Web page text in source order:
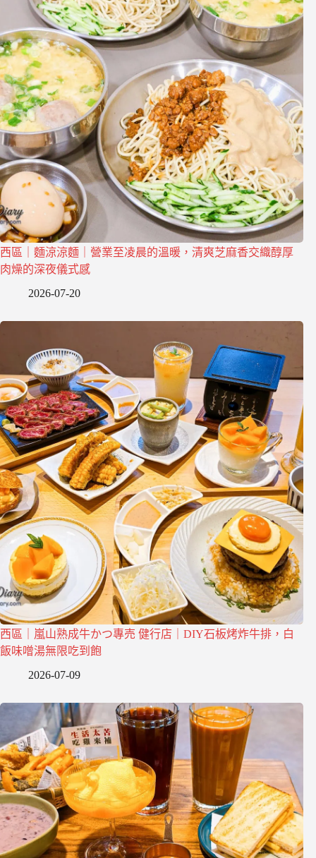
西區｜麵涼涼麵｜營業至凌晨的溫暖，清爽芝麻香交織醇厚
肉燥的深夜儀式感
2026-07-20
西區｜嵐山熟成牛かつ專売 健行店｜DIY石板烤炸牛排，白
飯味噌湯無限吃到飽
2026-07-09